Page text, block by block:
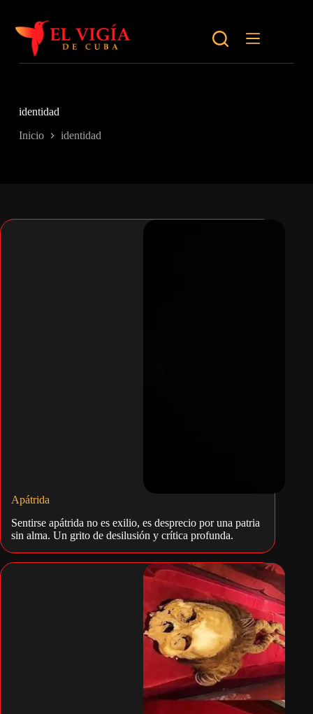
contenido
identidad
Inicio identidad
Apátrida
Sentirse apátrida no es exilio, es desprecio por una patria
sin alma. Un grito de desilusión y crítica profunda.